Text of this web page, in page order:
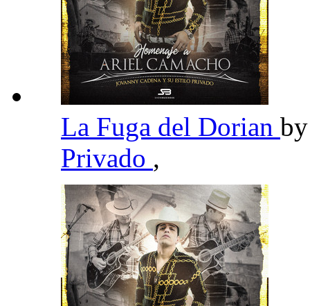
La Fuga del Dorian
Privado ,